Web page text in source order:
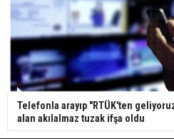
Telefonla arayıp "RTÜK'ten
alan akılalmaz tuzak ifşa oldu